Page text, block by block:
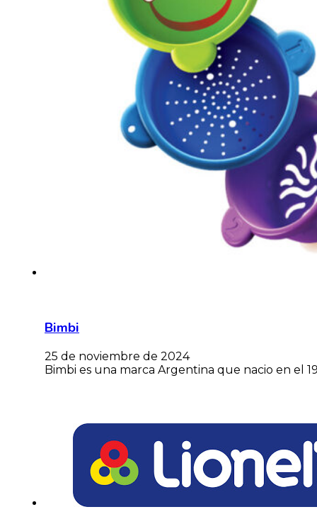
Bimbi
25 de noviembre de 2024
Bimbi es una marca Argentina que nacio en el